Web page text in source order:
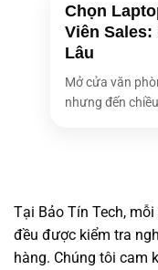
Bảo mật
Kết nối không
Bàn phím laptop
Webcam
Chọn
Viên Sales:
Lâu
Mở cửa văn
nhưng đến
Tại Bảo Tín Tech,
đều được kiểm tra
hàng. Chúng tôi cam